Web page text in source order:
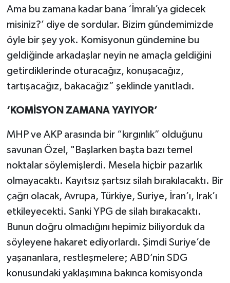
Ama bu zamana kadar bana ‘İmralı’ya gidecek
misiniz?’ diye de sordular. Bizim gündemimizde
öyle bir şey yok. Komisyonun gündemine bu
geldiğinde arkadaşlar neyin ne amaçla geldiğini
getirdiklerinde oturacağız, konuşacağız,
tartışacağız, bakacağız” şeklinde yanıtladı.
‘KOMİSYON ZAMANA YAYIYOR’
MHP ve AKP arasında bir “kırgınlık” olduğunu
savunan Özel, "Başlarken başta bazı temel
noktalar söylemişlerdi. Mesela hiçbir pazarlık
olmayacaktı. Kayıtsız şartsız silah bırakılacaktı. Bir
çağrı olacak, Avrupa, Türkiye, Suriye, İran’ı, Irak’ı
etkileyecekti. Sanki YPG de silah bırakacaktı.
Bunun doğru olmadığını hepimiz biliyorduk da
söyleyene hakaret ediyorlardı. Şimdi Suriye’de
yaşananlara, restleşmelere; ABD’nin SDG
konusundaki yaklaşımına bakınca komisyonda